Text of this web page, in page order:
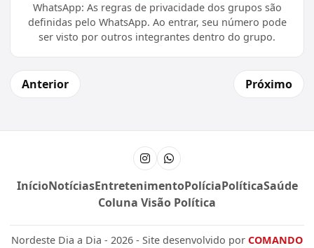
WhatsApp: As regras de privacidade dos grupos são
definidas pelo WhatsApp. Ao entrar, seu número pode
ser visto por outros integrantes dentro do grupo.
Anterior Próximo
InstagramCanal do WhatsApp
InícioNotíciasEntretenimentoPolíciaPolíticaSaúde
Coluna Visão Política
Nordeste Dia a Dia - 2026 - Site desenvolvido por COMANDO